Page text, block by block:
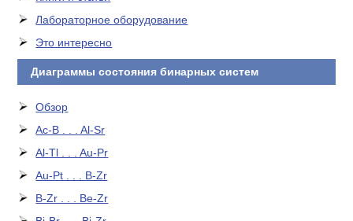
Лабораторное оборудование
Это интересно
Диаграммы состояния бинарных систем
Обзор
Ac-B . . . Al-Sr
Al-Tl . . . Au-Pr
Au-Pt . . . B-Zr
B-Zr . . . Be-Zr